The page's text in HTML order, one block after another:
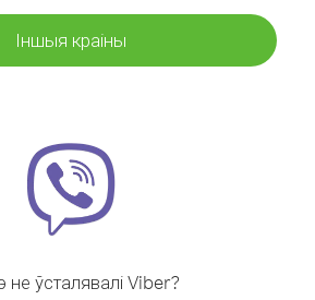
Іншыя краіны
не ўсталявалі Viber?